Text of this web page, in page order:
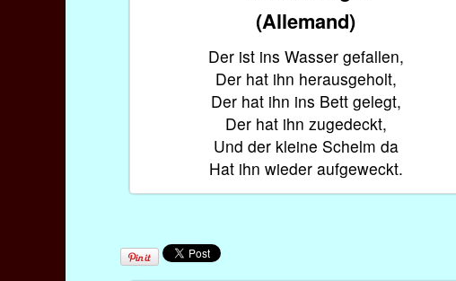
(Allemand)
Der ist ins Wasser gefallen,
Der hat ihn herausgeholt,
Der hat ihn ins Bett gelegt,
Der hat ihn zugedeckt,
Und der kleine Schelm da
Hat ihn wieder aufgeweckt.